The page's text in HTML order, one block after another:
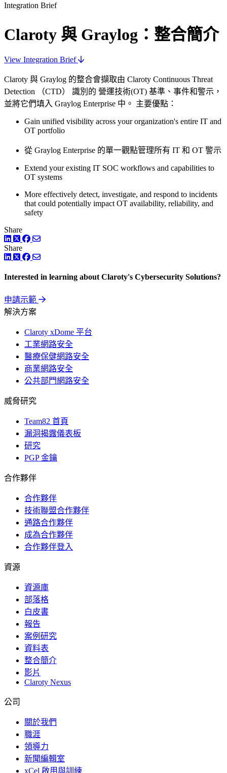
Integration Brief
Claroty 與 Graylog：整合簡介
View Integration Brief
Claroty 與 Graylog 的整合會擷取由 Claroty Continuous Threat
Detection （CTD） 識別的 營運技術(OT) 基準、事件和警示，
並將它們填入 Graylog Enterprise 中。 主要優點：
Gain unified visibility across your organization's entire IT and
OT portfolio
從 Graylog Enterprise 的單一觀點管理所有 IT 和 OT 警示
Extend your existing IT SOC workflows and capabilities to
OT systems
More effectively detect, investigate, and respond to incidents
that could potentially impact OT availability, reliability, and
safety
Share
LinkedIn
TwitterFacebook
Share
LinkedIn
TwitterFacebook
Interested in learning about Claroty's Cybersecurity Solutions?
申請示範
解決方案
Claroty xDome 平台
工業網路安全
醫療保健網路安全
商業網路安全
公共部門網路安全
威脅研究
Team82 首頁
漏洞揭露儀表板
研究
PGP 金鑰
合作夥伴
合作夥伴
技術聯盟合作夥伴
通路合作夥伴
成為合作夥伴
合作夥伴登入
資源
資源庫
部落格
白皮書
報告
案例研究
資料表
整合簡介
影片
Claroty Nexus
公司
關於我們
職涯
領導力
新聞編輯室
xCel 啟用與訓練